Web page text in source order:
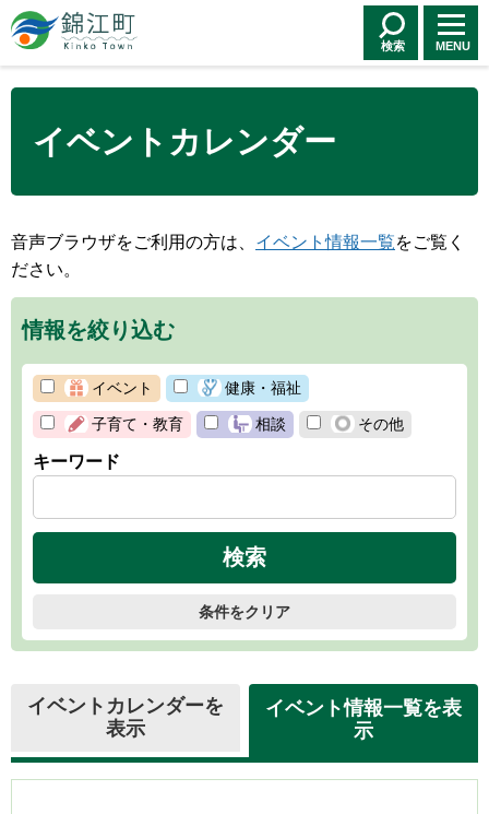
錦江町 Kinko
Town
検索 MENU
イベントカレンダー
音声ブラウザをご利用の方は、 イベント情報一覧をご覧く
ださい。
情報を絞り込む
イベント 健康・福祉
子育て・教育 相談 その他
キーワード
条件をクリア
イベントカレンダーを
表示
イベント情報一覧を表
示